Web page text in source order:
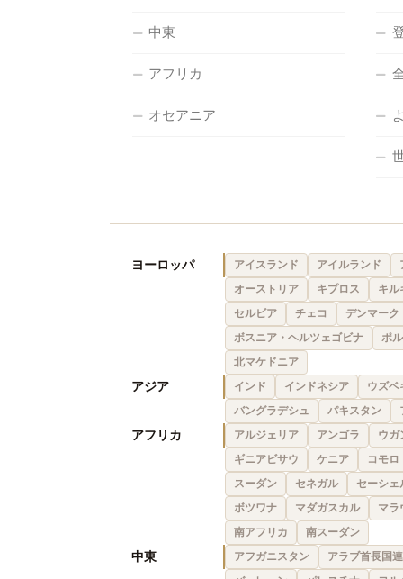
中東
アフリカ
オセアニア
ヨーロッパ アイスランド アイルランド
オーストリア
キプロス
キル
セルビア
チェコ
デンマーク
ボスニア・ヘルツェゴビナ
ポ
北マケドニア
アジア インド インドネシア
ウズベ
バングラデシュ
パキスタン
アフリカ アルジェリア アンゴラ
ウガ
ギニアビサウ
ケニア
コモロ
スーダン
セネガル
セーシェ
ボツワナ
マダガスカル
マラ
南アフリカ
南スーダン
中東 アフガニスタン
アラブ首長国